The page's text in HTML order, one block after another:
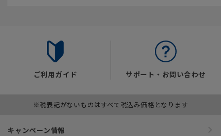
ご利用ガイド サポート・お問い合わせ
※税表記がないものはすべて税込み価格となります
キャンペーン情報